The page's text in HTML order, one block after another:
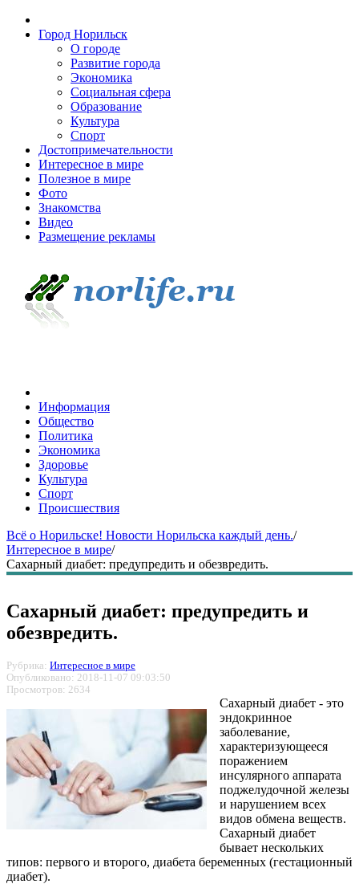
Город Норильск
О городе
Развитие города
Экономика
Социальная сфера
Образование
Культура
Спорт
Достопримечательности
Интересное в мире
Полезное в мире
Фото
Знакомства
Видео
Размещение рекламы
Информация
Общество
Политика
Экономика
Здоровье
Культура
Спорт
Происшествия
Всё о Норильске! Новости Норильска каждый день./
Интересное в мире/
Сахарный диабет: предупредить и обезвредить.
Сахарный диабет: предупредить и
обезвредить.
Рубрика: Интересное в мире
Опубликовано: 2018-11-07 09:03:50
Просмотров: 2634
Сахарный диабет - это
эндокринное
заболевание,
характеризующееся
поражением
инсулярного аппарата
поджелудочной железы
и нарушением всех
видов обмена веществ.
Сахарный диабет
бывает нескольких
типов: первого и второго, диабета беременных (гестационный
диабет).